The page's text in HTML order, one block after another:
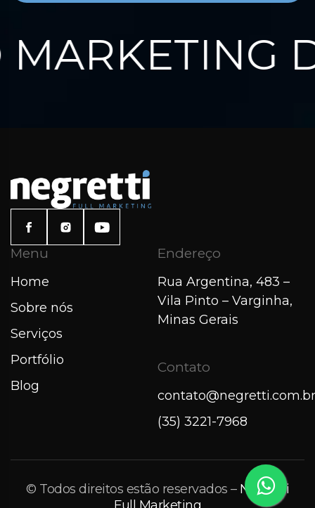
Menu
Home
Sobre nós
Serviços
Portfólio
Blog
Endereço
Rua Argentina, 483 –
Vila Pinto – Varginha,
Minas Gerais
Contato
contato@negretti.com.br
(35) 3221-7968
© Todos direitos estão reservados – Negretti